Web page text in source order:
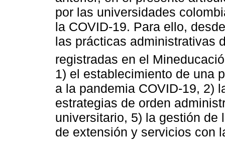
por las universidades
la COVID-19. Para ello,
las prácticas administrativas
registradas en el
1) el establecimiento de una
a la pandemia COVID-19, 2)
estrategias de orden
universitario, 5) la gestión
de extensión y servicios con